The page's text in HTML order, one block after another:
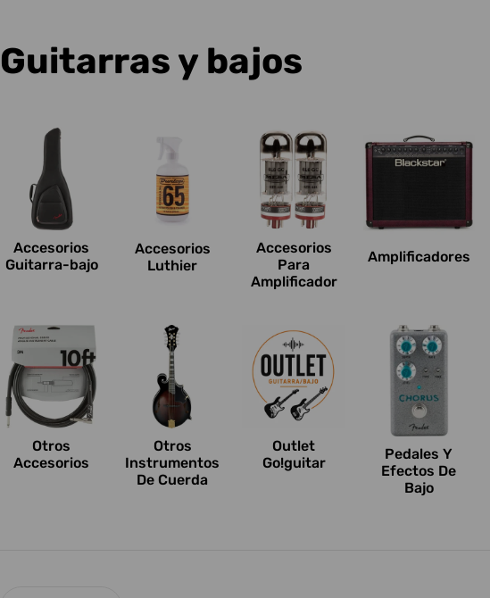
C
c
c
o
n
e
Guitarras y bajos
Accesorios
Guitarra-bajo
Accesorios
Luthier
Accesorios
Para
Amplificador
Amplificadores
Otros
Accesorios
Otros
Instrumentos
De Cuerda
Outlet
Go!guitar
Pedales Y
Efectos De
Bajo